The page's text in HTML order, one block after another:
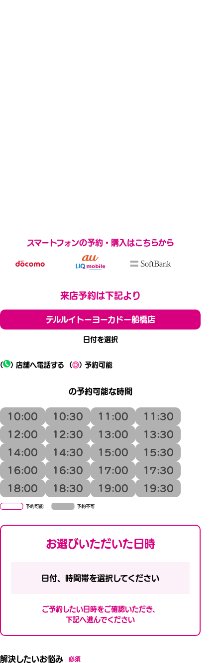
スマートフォンの予約・購入はこちらから
来店予約は下記より
テルルイトーヨーカドー船橋店
日付を選択
( ) 店舗へ電話する (◎) 予約可能
の予約可能な時間
10:00 10:30 11:00
11:30
12:00
12:30 13:00
13:30
14:00
14:30 15:00
15:30
16:00
16:30 17:00
17:30
18:00
18:30 19:00 19:30
お選びいただいた日時
日付、時間帯を選択してください
ご予約したい日時をご確認いただき、
下記へ進んでください
解決したいお悩み 必須